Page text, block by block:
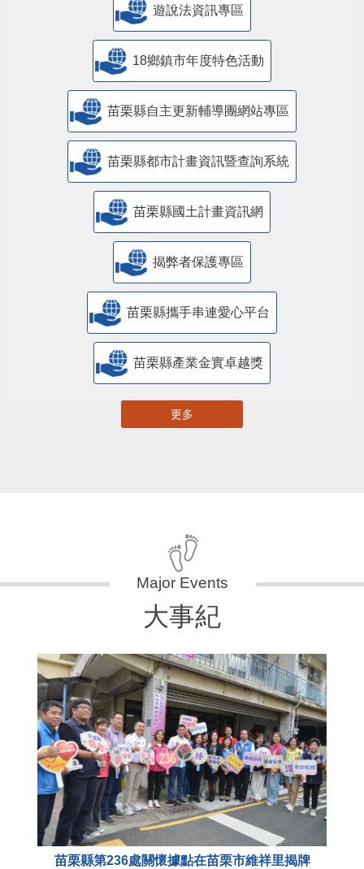
遊說法資訊專區
18鄉鎮市年度特色活動
苗栗縣自主更新輔導團網站專區
苗栗縣都市計畫資訊暨查詢系統
苗栗縣國土計畫資訊網
揭弊者保護專區
苗栗縣攜手串連愛心平台
苗栗縣產業金實卓越獎
更多
大事紀
苗栗縣第236處關懷據點在苗栗市維祥里揭牌